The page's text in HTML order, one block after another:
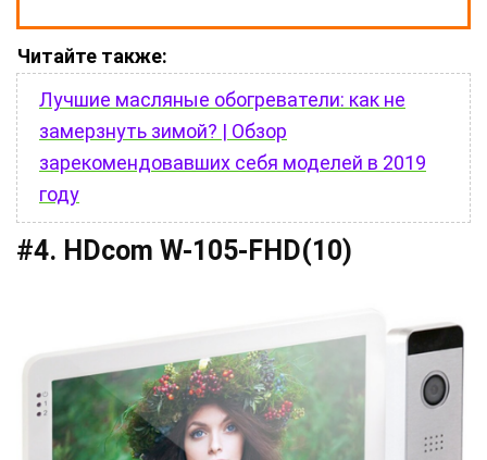
Читайте также:
Лучшие масляные обогреватели: как не
замерзнуть зимой? | Обзор
зарекомендовавших себя моделей в 2019
году
#4. HDcom W-105-FHD(10)